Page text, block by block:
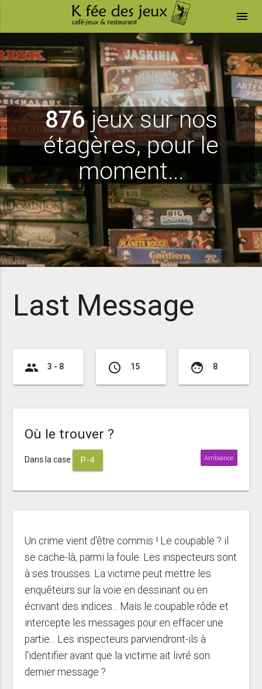
menu
876jeux sur nos
étagères, pour le
moment...
Last Message
group 3 - 8 access_time 15 face 8
Où le trouver ?
Dans la case P-4 Ambiance
Un crime vient d'être commis ! Le coupable ? il
se cache-là, parmi la foule. Les inspecteurs sont
à ses trousses. La victime peut mettre les
enquêteurs sur la voie en dessinant ou en
écrivant des indices... Mais le coupable rôde et
intercepte les messages pour en effacer une
partie... Les inspecteurs parviendront-ils à
l'identifier avant que la victime ait livré son
dernier message ?